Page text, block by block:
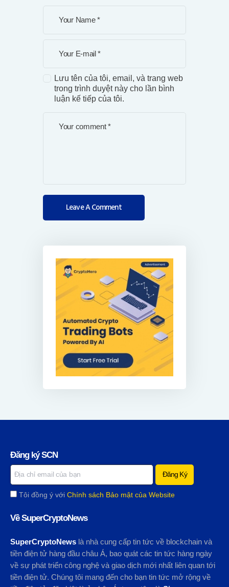
Lưu tên của tôi, email, và trang web
trong trình duyệt này cho lần bình
luận kế tiếp của tôi.
Đăng ký SCN
Tôi đồng ý với Chính sách Bảo mật của Website
Về SuperCryptoNews
SuperCryptoNews là nhà cung cấp tin tức về blockchain và
tiền điện tử hàng đầu châu Á, bao quát các tin tức hàng ngày
về sự phát triển công nghệ và giao dịch mới nhất liên quan tới
tiền điện tử. Chúng tôi mang đến cho bạn tin tức mở rộng về